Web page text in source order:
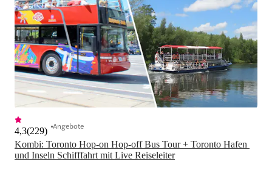
Kombi: Toronto Hop-on Hop-off Bus Tour + Toronto Hafen
und Inseln Schifffahrt mit Live Reiseleiter
4,3(229) Angebote